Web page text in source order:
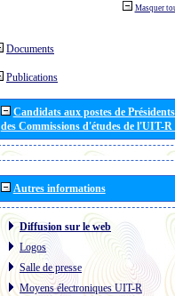
Masquer
Documents
Publications
Candidats aux postes de
des Commissions d'études de l'UIT-
Autres informations
Diffusion sur le web
Logos
Salle de presse
Moyens électroniques UIT-R